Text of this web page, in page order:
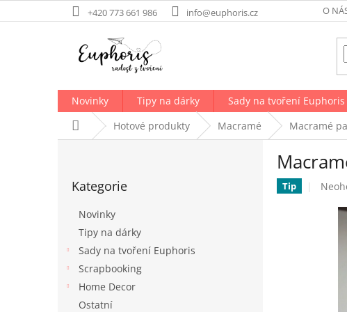
na
+420 773 661 986 info@euphoris.cz O
Novinky Tipy na dárky Sady na tvoření Euphoris
Domů Hotové produkty Macramé Macramé
kategorie
Kategorie
Novinky
Tipy na dárky
Sady na tvoření Euphoris
Scrapbooking
Home Decor
Ostatní
Tip